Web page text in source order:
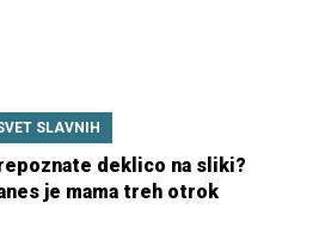
SLAVNIH
deklico na sliki?
je mama treh otrok